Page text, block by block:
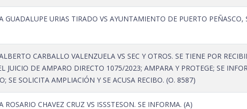
GUADALUPE URIAS TIRADO VS AYUNTAMIENTO DE PUERTO PEÑASCO,
CARBALLO VALENZUELA VS SEC Y OTROS. SE TIENE POR
JUICIO DE AMPARO DIRECTO 1075/2023; AMPARA Y PROTEGE; SE
SE SOLICITA AMPLIACIÓN Y SE ACUSA RECIBO. (O. 8587)
ROSARIO CHAVEZ CRUZ VS ISSSTESON. SE INFORMA. (A)